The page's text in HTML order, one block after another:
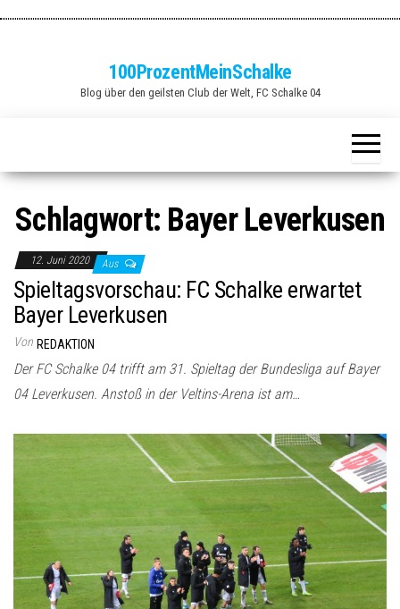
100ProzentMeinSchalke
Blog über den geilsten Club der Welt, FC Schalke 04
Schlagwort: Bayer Leverkusen
12. Juni 2020 Aus
Spieltagsvorschau: FC Schalke erwartet
Bayer Leverkusen
Von REDAKTION
Der FC Schalke 04 trifft am 31. Spieltag der Bundesliga auf Bayer
04 Leverkusen. Anstoß in der Veltins-Arena ist am…